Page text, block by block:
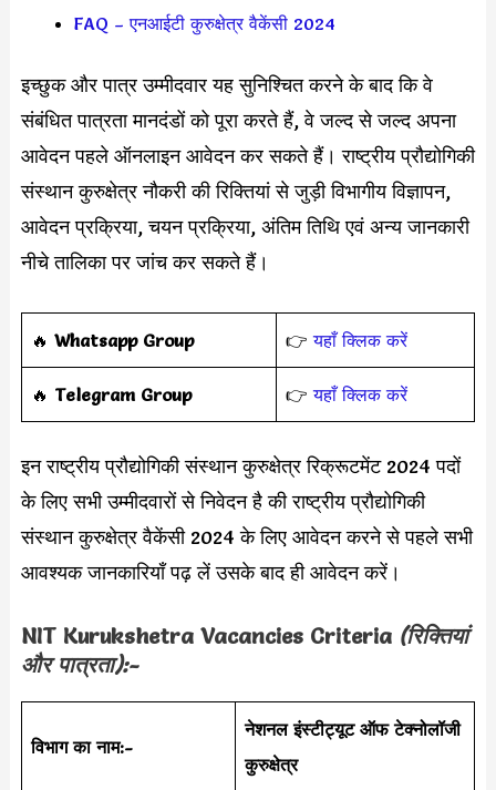
FAQ – एनआईटी कुरुक्षेत्र वैकेंसी 2024
इच्छुक और पात्र उम्मीदवार यह सुनिश्चित करने के बाद कि वे
संबंधित पात्रता मानदंडों को पूरा करते हैं, वे जल्द से जल्द अपना
आवेदन पहले ऑनलाइन आवेदन कर सकते हैं। राष्ट्रीय प्रौद्योगिकी
संस्थान कुरुक्षेत्र नौकरी की रिक्तियां से जुड़ी विभागीय विज्ञापन,
आवेदन प्रक्रिया, चयन प्रक्रिया, अंतिम तिथि एवं अन्य जानकारी
नीचे तालिका पर जांच कर सकते हैं।
‎️‍🔥 Whatsapp Group 👉यहाँ क्लिक करें
‎️‍🔥 Telegram Group 👉यहाँ क्लिक करें
इन राष्ट्रीय प्रौद्योगिकी संस्थान कुरुक्षेत्र रिक्रूटमेंट 2024 पदों
के लिए सभी उम्मीदवारों से निवेदन है की राष्ट्रीय प्रौद्योगिकी
संस्थान कुरुक्षेत्र वैकेंसी 2024 के लिए आवेदन करने से पहले सभी
आवश्यक जानकारियाँ पढ़ लें उसके बाद ही आवेदन करें।
NIT Kurukshetra Vacancies Criteria (रिक्तियां
और पात्रता):-
विभाग का नाम:-
नेशनल इंस्टीट्यूट ऑफ टेक्नोलॉजी
कुरुक्षेत्र